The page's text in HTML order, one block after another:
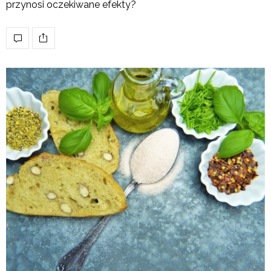
przynosi oczekiwane efekty?